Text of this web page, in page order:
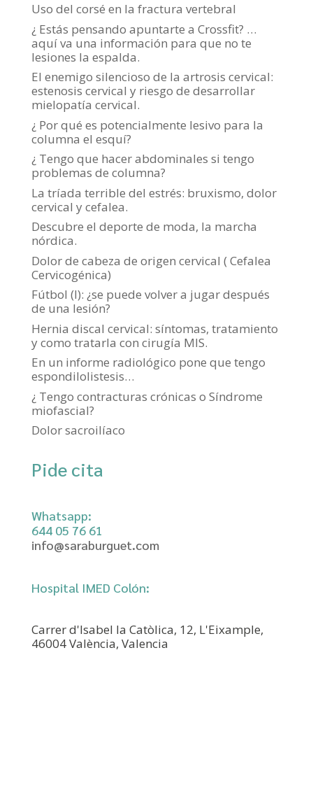
Uso del corsé en la fractura vertebral
¿ Estás pensando apuntarte a Crossfit? …
aquí va una información para que no te
lesiones la espalda.
El enemigo silencioso de la artrosis cervical:
estenosis cervical y riesgo de desarrollar
mielopatía cervical.
¿ Por qué es potencialmente lesivo para la
columna el esquí?
¿ Tengo que hacer abdominales si tengo
problemas de columna?
La tríada terrible del estrés: bruxismo, dolor
cervical y cefalea.
Descubre el deporte de moda, la marcha
nórdica.
Dolor de cabeza de origen cervical ( Cefalea
Cervicogénica)
Fútbol (I): ¿se puede volver a jugar después
de una lesión?
Hernia discal cervical: síntomas, tratamiento
y como tratarla con cirugía MIS.
En un informe radiológico pone que tengo
espondilolistesis…
¿ Tengo contracturas crónicas o Síndrome
miofascial?
Dolor sacroilíaco
Pide cita
Whatsapp:
644 05 76 61‬
info@saraburguet.com
Hospital IMED Colón:
Carrer d'Isabel la Catòlica, 12, L'Eixample,
46004 València, Valencia